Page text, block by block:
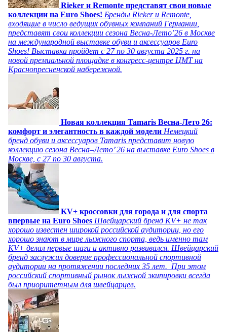
Rieker и Remonte представят свои новые
коллекции на Euro Shoes! Бренды Rieker и Remonte,
входящие в число ведущих обувных компаний Германии,
представят свои коллекции сезона Весна-Лето’26 в Москве
на международной выставке обуви и аксессуаров Euro
Shoes! Выставка пройдет c 27 по 30 августа 2025 г. на
новой премиальной площадке в конгресс-центре ЦМТ на
Краснопресненской набережной.
Новая коллекция Tamaris Весна-Лето 26:
комфорт и элегантность в каждой модели Немецкий
бренд обуви и аксессуаров Tamaris представит новую
коллекцию сезона Весна–Лето’ 26 на выставке Euro Shoes в
Москве, с 27 по 30 августа.
KV+ кроссовки для города и для спорта
впервые на Euro Shoes Швейцарский бренд KV+ не так
хорошо известен широкой российской аудитории, но его
хорошо знают в мире лыжного спорта, ведь именно там
KV+ делал первые шаги и активно развивался. Швейцарский
бренд заслужил доверие профессиональной спортивной
аудитории на протяжении последних 35 лет. При этом
российский спортивный рынок лыжной экипировки всегда
был приоритетным для швейцарцев.